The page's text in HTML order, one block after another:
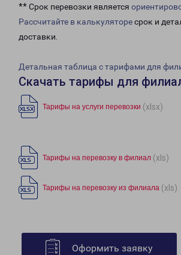
** Срок перевозки является
Рассчитайте в калькуляторесрок и
доставки.
Детальная таблица с тарифами для
Скачать тарифы для
Тарифы на услуги перевозки (xlsx)
Тарифы на перевозку в филиал (xls)
Тарифы на перевозку из филиала (xls)
Оформить заявку